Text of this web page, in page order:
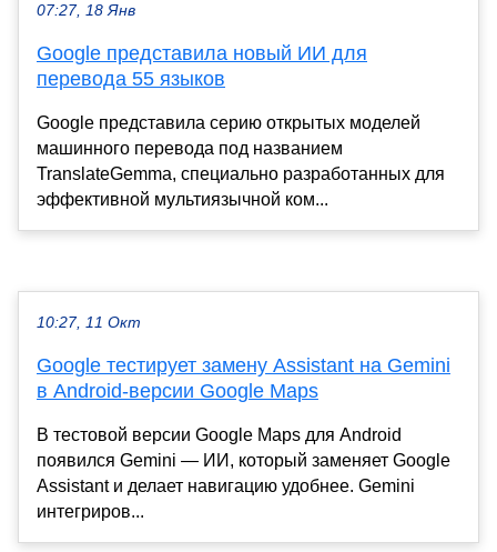
07:27, 18 Янв
Google представила новый ИИ для
перевода 55 языков
Google представила серию открытых моделей
машинного перевода под названием
TranslateGemma, специально разработанных для
эффективной мультиязычной ком...
10:27, 11 Окт
Google тестирует замену Assistant на Gemini
в Android-версии Google Maps
В тестовой версии Google Maps для Android
появился Gemini — ИИ, который заменяет Google
Assistant и делает навигацию удобнее. Gemini
интегриров...